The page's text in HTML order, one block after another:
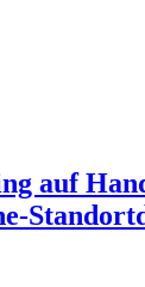
auf